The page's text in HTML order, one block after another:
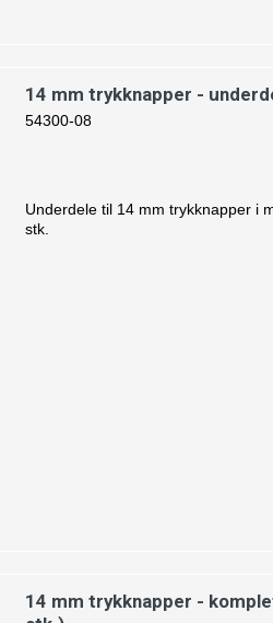
14 mm trykknapper -
54300-08
Underdele til 14 mm trykknapper i
stk.
14 mm trykknapper -